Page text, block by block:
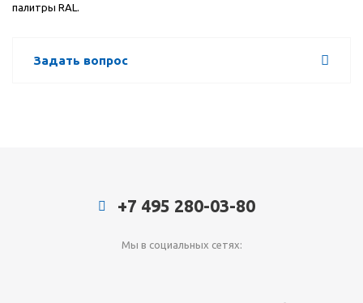
палитры RAL.
Задать вопрос
+7 495 280-03-80
Мы в социальных сетях: